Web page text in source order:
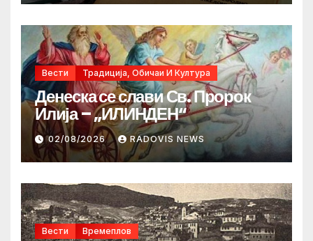
Вести Традиција, Обичаи И Култура
Денеска се слави Св. Пророк
Илија – „ИЛИНДЕН“
02/08/2026 RADOVIS NEWS
Вести Времеплов